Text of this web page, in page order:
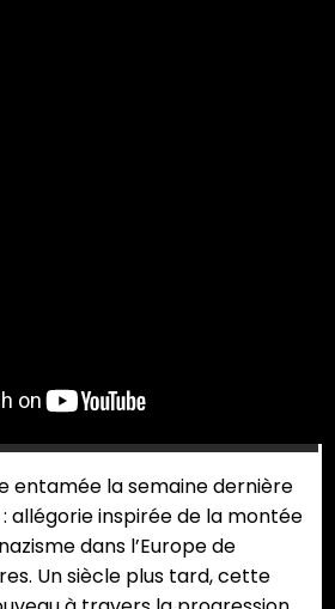
entamée la semaine dernière
: allégorie inspirée de la montée
dans l’Europe de
Un siècle plus tard, cette